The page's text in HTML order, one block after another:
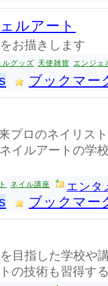
ルアート
お描きします
ルグッズ 天使雑貨 エンジェ
ブックマー
プロのネイリス
イルアートの学
ネイル講座 エンタ
ブックマー
目指した学校や
の技術も習得す